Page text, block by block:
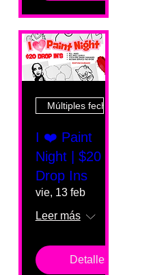
Múltiples fechas
I ❤️ Paint
Night | $20
Drop Ins
vie, 13 feb
Leer más
Detalles